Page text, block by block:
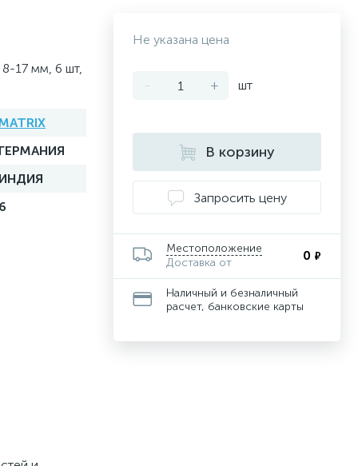
17 мм, 6 шт,
Не указана цена
- + шт
В корзину
Запросить цену
Местоположение
Доставка от
0 ₽
Наличный и безналичный
расчет, банковские карты